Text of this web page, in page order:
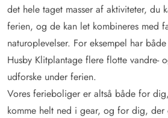
det hele taget masser af aktiviteter, du
ferien, og de kan let kombineres med
naturoplevelser. For eksempel har
Husby Klitplantage flere flotte vandre-
udforske under ferien.
Vores ferieboliger er altså både for
komme helt ned i gear, og for dig,